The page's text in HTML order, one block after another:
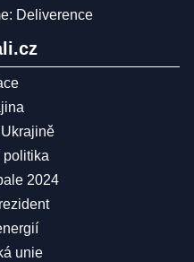
Deliverence
politika
2024
unie